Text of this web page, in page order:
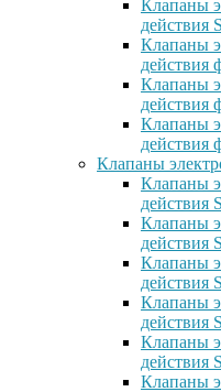
Клапаны
действия
Клапаны
действия
Клапаны
действия
Клапаны
действия
Клапаны
Клапаны
действия
Клапаны
действия
Клапаны
действия
Клапаны
действия
Клапаны
действия
Клапаны